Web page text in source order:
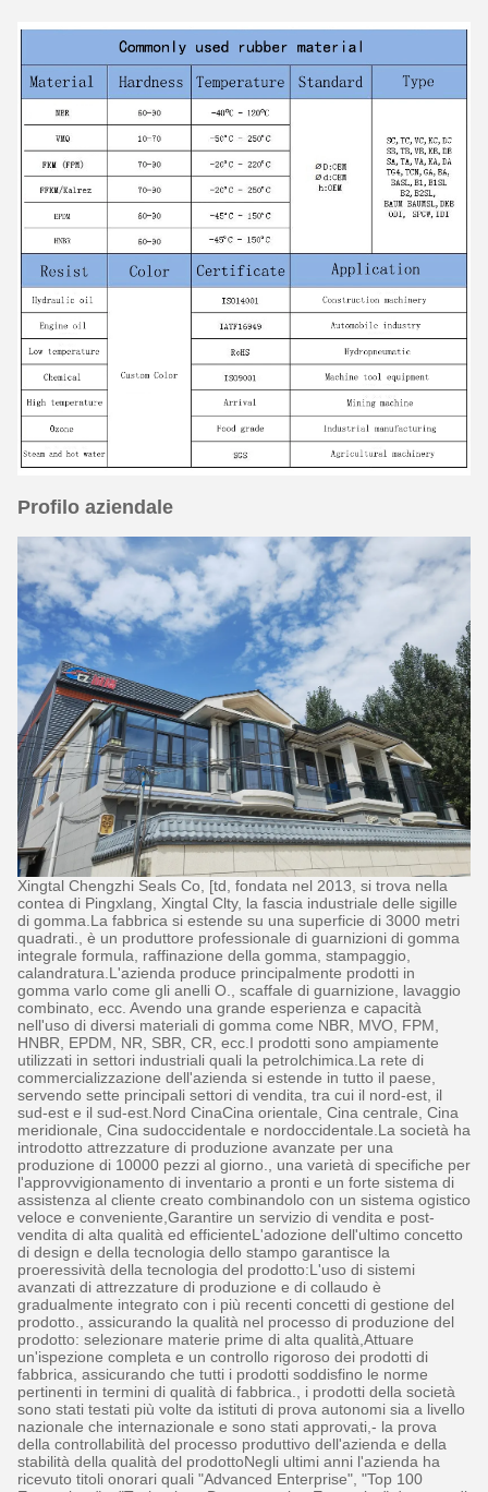
Profilo aziendale
Xingtal Chengzhi Seals Co, [td, fondata nel 2013, si trova nella
contea di Pingxlang, Xingtal Clty, la fascia industriale delle sigille
di gomma.La fabbrica si estende su una superficie di 3000 metri
quadrati., è un produttore professionale di guarnizioni di gomma
integrale formula, raffinazione della gomma, stampaggio,
calandratura.L'azienda produce principalmente prodotti in
gomma varlo come gli anelli O., scaffale di guarnizione, lavaggio
combinato, ecc. Avendo una grande esperienza e capacità
nell'uso di diversi materiali di gomma come NBR, MVO, FPM,
HNBR, EPDM, NR, SBR, CR, ecc.I prodotti sono ampiamente
utilizzati in settori industriali quali la petrolchimica.La rete di
commercializzazione dell'azienda si estende in tutto il paese,
servendo sette principali settori di vendita, tra cui il nord-est, il
sud-est e il sud-est.Nord CinaCina orientale, Cina centrale, Cina
meridionale, Cina sudoccidentale e nordoccidentale.La società ha
introdotto attrezzature di produzione avanzate per una
produzione di 10000 pezzi al giorno., una varietà di specifiche per
l'approvvigionamento di inventario a pronti e un forte sistema di
assistenza al cliente creato combinandolo con un sistema ogistico
veloce e conveniente,Garantire un servizio di vendita e post-
vendita di alta qualità ed efficienteL'adozione dell'ultimo concetto
di design e della tecnologia dello stampo garantisce la
proeressività della tecnologia del prodotto:L'uso di sistemi
avanzati di attrezzature di produzione e di collaudo è
gradualmente integrato con i più recenti concetti di gestione del
prodotto., assicurando la qualità nel processo di produzione del
prodotto: selezionare materie prime di alta qualità,Attuare
un'ispezione completa e un controllo rigoroso dei prodotti di
fabbrica, assicurando che tutti i prodotti soddisfino le norme
pertinenti in termini di qualità di fabbrica., i prodotti della società
sono stati testati più volte da istituti di prova autonomi sia a livello
nazionale che internazionale e sono stati approvati,- la prova
della controllabilità del processo produttivo dell'azienda e della
stabilità della qualità del prodottoNegli ultimi anni l'azienda ha
ricevuto titoli onorari quali "Advanced Enterprise", "Top 100